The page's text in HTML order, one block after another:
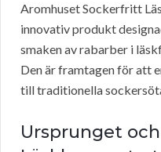
Aromhuset Sockerfritt
innovativ produkt
smaken av rabarber i
Den är framtagen för att
till traditionella
Ursprunget